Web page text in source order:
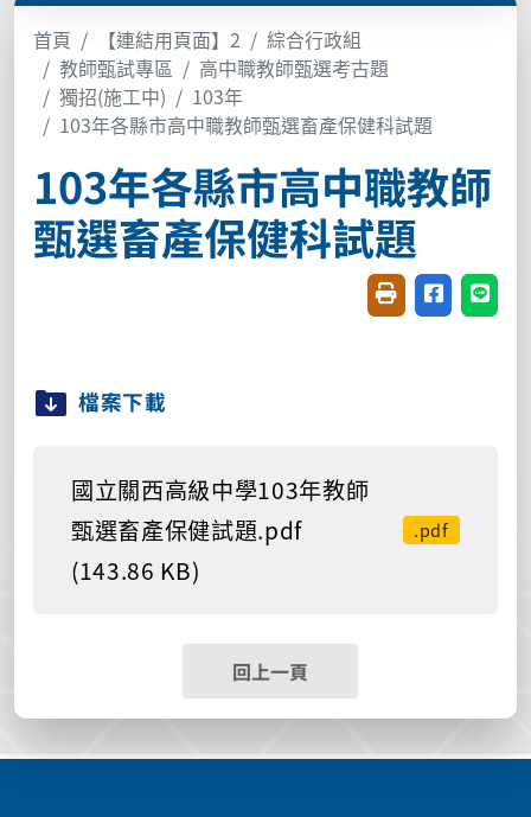
首頁 【連結用頁面】2
綜合行政組
教師甄試專區
高中職教師甄選考古題
獨招(施工中)
103年
103年各縣市高中職教師甄選畜產保健科試題
103年各縣市高中職教師
甄選畜產保健科試題
友善列印(開新視
分享至臉書
分享
檔案下載
國立關西高級中學103年教師
甄選畜產保健試題.pdf
(143.86 KB)
.pdf
回上一頁